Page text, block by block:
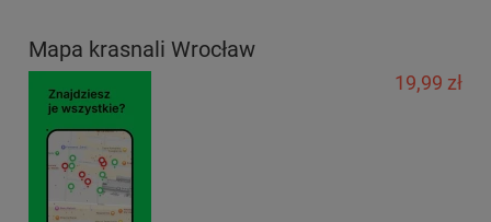
Mapa krasnali Wrocław
19,99 zł